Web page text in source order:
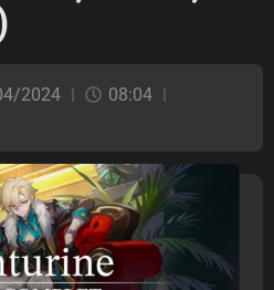
2024
08:04